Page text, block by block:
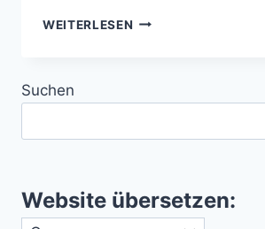
WEITERLESEN DIE
NORDEN
Suchen
Website übersetzen: